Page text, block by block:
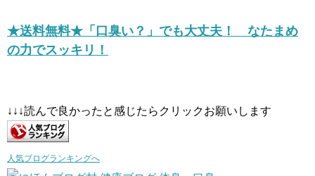
★送料無料★「口臭い？」でも大丈夫！ なたまめ
の力でスッキリ！
↓↓↓読んで良かったと感じたらクリックお願いします
人気ブログランキングへ